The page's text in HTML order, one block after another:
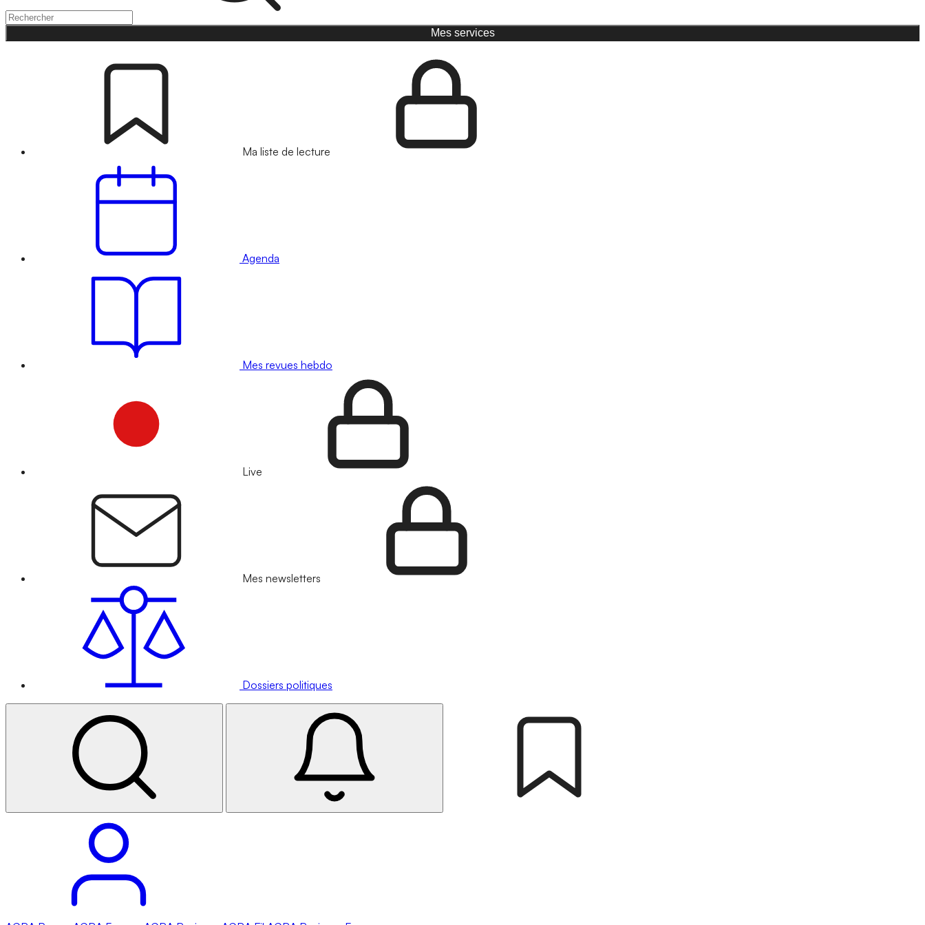
Mes services
Ma liste de lecture
Agenda
Mes revues hebdo
Live
Mes newsletters
Dossiers politiques